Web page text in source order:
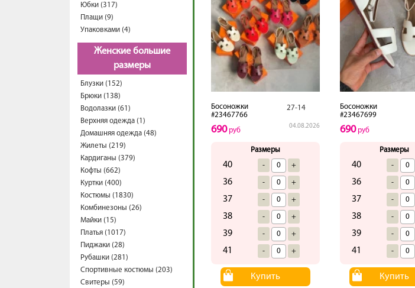
Юбки (317)
Плащи (9)
Упаковками (4)
Женские большие
размеры
Блузки (152)
Брюки (138)
Водолазки (61)
Верхняя одежда (1)
Домашняя одежда (48)
Жилеты (219)
Кардиганы (379)
Кофты (662)
Куртки (400)
Костюмы (1830)
Комбинезоны (26)
Майки (15)
Платья (1017)
Пиджаки (28)
Рубашки (281)
Спортивные костюмы (203)
Свитеры (59)
Босоножки
#23467766
27-14
04.08.2026
690руб
Размеры
40 - +
36 - +
37 - +
38 - +
39 - +
41 - +
Купить
Босоножки
#23467699
690руб
Размеры
40 -
36 -
37 -
38 -
39 -
41 -
Купить